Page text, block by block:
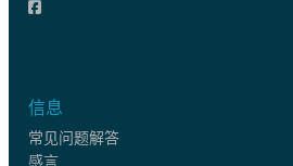
信息
常见问题解答
感言